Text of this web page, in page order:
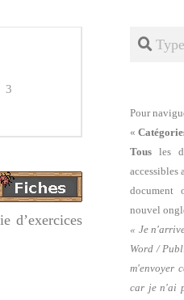
3
d’exercices
Search
Pour
«
Tous les
accessibles
nouvel
« Je
Word /
m'envoyer
car je n'ai